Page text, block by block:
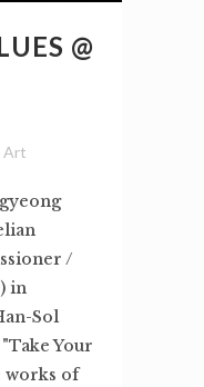
@
Art
/
in
Sol
Your
works of